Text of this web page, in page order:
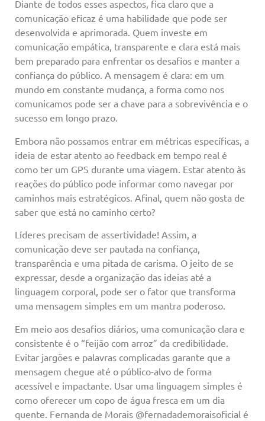
Diante de todos esses aspectos, fica claro que a
comunicação eficaz é uma habilidade que pode ser
desenvolvida e aprimorada. Quem investe em
comunicação empática, transparente e clara está mais
bem preparado para enfrentar os desafios e manter a
confiança do público. A mensagem é clara: em um
mundo em constante mudança, a forma como nos
comunicamos pode ser a chave para a sobrevivência e o
sucesso em longo prazo.
Embora não possamos entrar em métricas específicas, a
ideia de estar atento ao feedback em tempo real é
como ter um GPS durante uma viagem. Estar atento às
reações do público pode informar como navegar por
caminhos mais estratégicos. Afinal, quem não gosta de
saber que está no caminho certo?
Líderes precisam de assertividade! Assim, a
comunicação deve ser pautada na confiança,
transparência e uma pitada de carisma. O jeito de se
expressar, desde a organização das ideias até a
linguagem corporal, pode ser o fator que transforma
uma mensagem simples em um mantra poderoso.
Em meio aos desafios diários, uma comunicação clara e
consistente é o “feijão com arroz” da credibilidade.
Evitar jargões e palavras complicadas garante que a
mensagem chegue até o público-alvo de forma
acessível e impactante. Usar uma linguagem simples é
como oferecer um copo de água fresca em um dia
quente. Fernanda de Morais @fernadademoraisoficial é